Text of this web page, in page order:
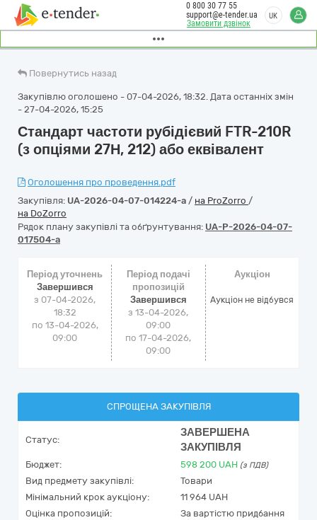
Замовити дзвінок
0 800 30 77 55
support@e-tender.ua
UK
Повернутись назад
Закупівлю оголошено - 07-04-2026, 18:32. Дата останніх змін
- 27-04-2026, 15:25
Стандарт частоти рубідієвий FTR-210R
(з опціями 27Н, 212) або еквівалент
Оголошення про проведення.pdf
Закупівля: UA-2026-04-07-014224-a / на ProZorro /
на DoZorro
Рядок плану закупівлі та обґрунтування: UA-P-2026-04-07-
017504-a
Період уточнень
Завершився
з 07-04-2026,
18:32
по 13-04-2026,
09:00
Період подачі
пропозицій
Завершився
з 13-04-2026,
09:00
по 17-04-2026,
09:00
Аукціон
Аукціон не відбувся
СПРОЩЕНА ЗАКУПІВЛЯ
Статус:
ЗАВЕРШЕНА
ЗАКУПІВЛЯ
Бюджет: 598 200 UAH (з ПДВ)
Вид предмету закупівлі:
Товари
Мінімальний крок аукціону:
11 964 UAH
Оцінка пропозицій:
За вартістю придбання